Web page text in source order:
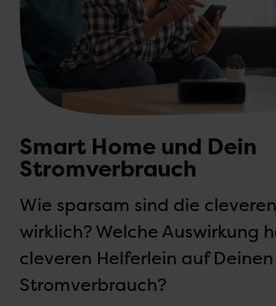
Smart Home und Dein
Stromverbrauch
Wie sparsam sind die
wirklich? Welche Auswirkung
cleveren Helferlein auf Deinen
Stromverbrauch?